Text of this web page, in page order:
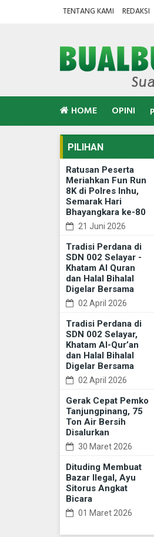
TENTANG KAMI REDAKSI
HOME OPINI
PILIHAN
Ratusan Peserta
Meriahkan Fun Run
8K di Polres Inhu,
Semarak Hari
Bhayangkara ke-80
21 Juni 2026
Tradisi Perdana di
SDN 002 Selayar -
Khatam Al Quran
dan Halal Bihalal
Digelar Bersama
02 April 2026
Tradisi Perdana di
SDN 002 Selayar,
Khatam Al-Qur’an
dan Halal Bihalal
Digelar Bersama
02 April 2026
Gerak Cepat Pemko
Tanjungpinang, 75
Ton Air Bersih
Disalurkan
30 Maret 2026
Dituding Membuat
Bazar Ilegal, Ayu
Sitorus Angkat
Bicara
01 Maret 2026